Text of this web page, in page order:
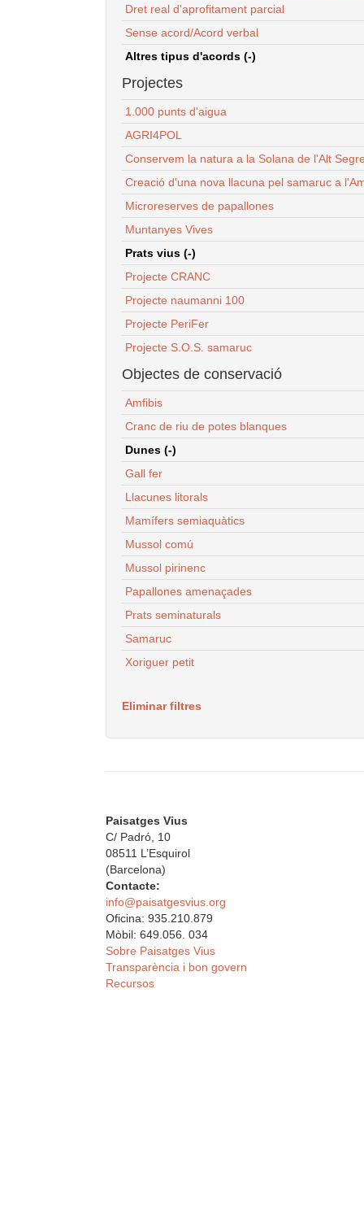
Dret real d'aprofitament parcial
Sense acord/Acord verbal
Altres tipus d'acords (-)
Projectes
1.000 punts d'aigua
AGRI4POL
Conservem la natura a la Solana de l'Alt
Creació d'una nova llacuna pel samaruc a
Microreserves de papallones
Muntanyes Vives
Prats vius (-)
Projecte CRANC
Projecte naumanni 100
Projecte PeriFer
Projecte S.O.S. samaruc
Objectes de conservació
Amfibis
Cranc de riu de potes blanques
Dunes (-)
Gall fer
Llacunes litorals
Mamífers semiaquàtics
Mussol comú
Mussol pirinenc
Papallones amenaçades
Prats seminaturals
Samaruc
Xoriguer petit
Eliminar filtres
Paisatges Vius
C/ Padró, 10
08511 L’Esquirol
(Barcelona)
Contacte:
info@paisatgesvius.org
Oficina: 935.210.879
Mòbil: 649.056. 034
Sobre Paisatges Vius
Transparència i bon govern
Recursos